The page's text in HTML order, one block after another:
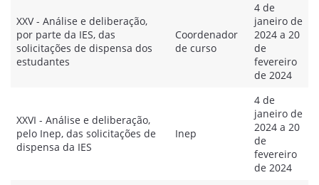
XXV - Análise e deliberação,
por parte da IES, das
solicitações de dispensa dos
estudantes
Coordenador
de curso
4 de
janeiro de
2024 a 20
de
fevereiro
de 2024
XXVI - Análise e deliberação,
pelo Inep, das solicitações de
dispensa da IES
Inep
4 de
janeiro de
2024 a 20
de
fevereiro
de 2024